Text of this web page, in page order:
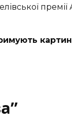
премії